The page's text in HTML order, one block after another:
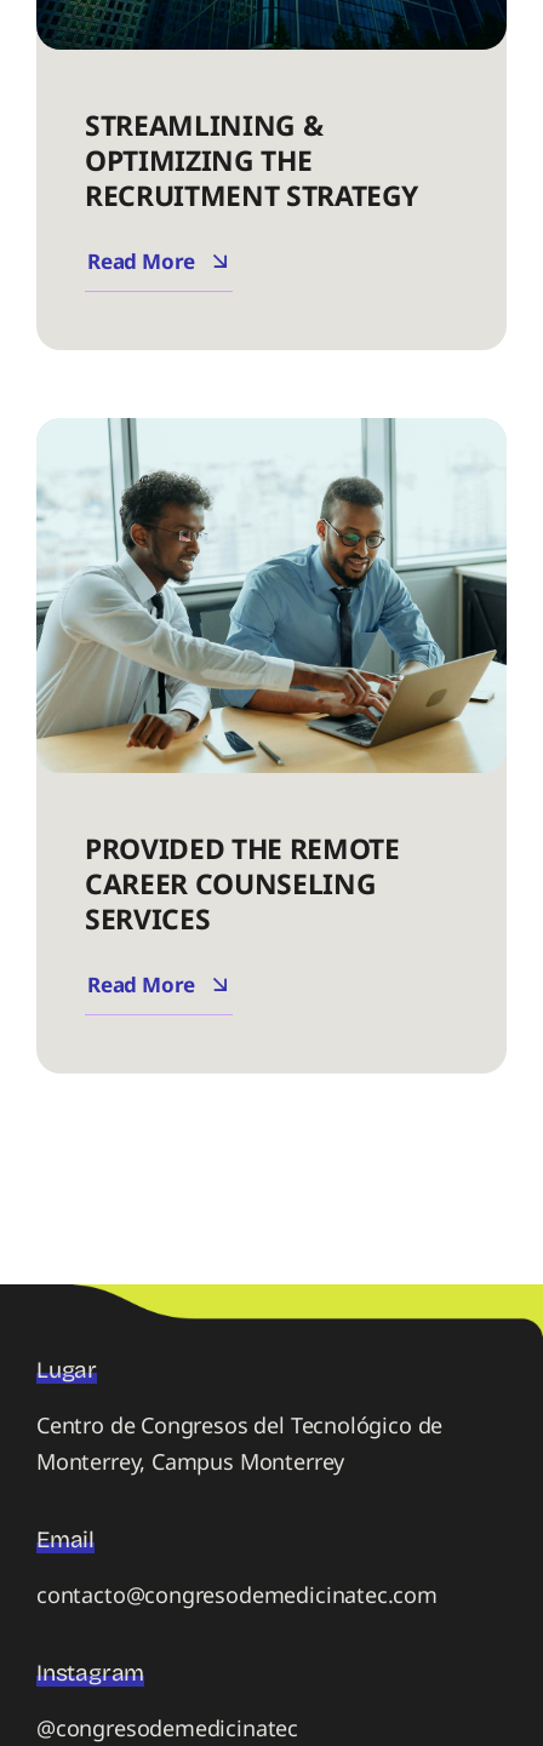
STREAMLINING &
OPTIMIZING THE
RECRUITMENT STRATEGY
Read More
PROVIDED THE REMOTE
CAREER COUNSELING
SERVICES
Read More
Lugar
Centro de Congresos del Tecnológico de
Monterrey, Campus Monterrey
Email
contacto@congresodemedicinatec.com
Instagram
@congresodemedicinatec